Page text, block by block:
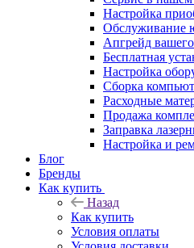
Настройка
Обслуживание
Апгрейд
Бесплатная
Настройка
Сборка
Расходные
Продажа
Заправка
Настройка и
Блог
Бренды
Как купить
Назад
Как купить
Условия оплаты